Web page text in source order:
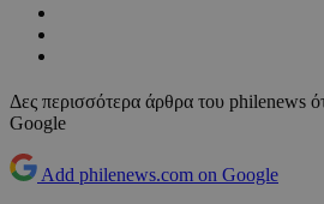
Δες περισσότερα άρθρα του philenews
Google
Add philenews.com on Google